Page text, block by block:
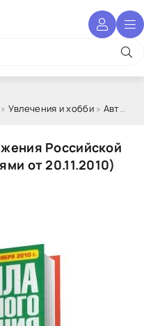
» Увлечения и хобби» Авто - Мото
Российской
от 20.11.2010)